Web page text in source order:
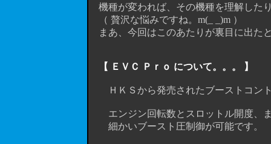
機種が変われば、その機種を理解した
（ 贅沢な悩みですね。m(_ _)m ）
まあ、今回はこのあたりが裏目に出た
【 ＥＶＣ Ｐｒｏ について。。。 】
ＨＫＳから発売されたブーストコント
エンジン回転数とスロットル開度、ま
細かいブースト圧制御が可能です。